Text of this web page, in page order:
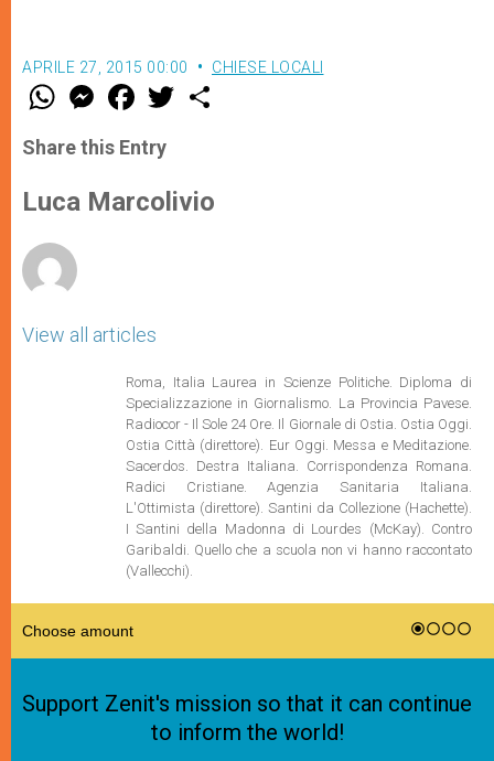
APRILE 27, 2015 00:00 CHIESE LOCALI
W
t
s
p
p
M
e
s
e
g
e
F
a
e
b
o
k
w
r
Share this Entry
Luca Marcolivio
View all articles
Roma, Italia Laurea in Scienze Politiche. Diploma di
Specializzazione in Giornalismo. La Provincia Pavese.
Radiocor - Il Sole 24 Ore. Il Giornale di Ostia. Ostia Oggi.
Ostia Città (direttore). Eur Oggi. Messa e Meditazione.
Sacerdos. Destra Italiana. Corrispondenza Romana.
Radici Cristiane. Agenzia Sanitaria Italiana.
L'Ottimista (direttore). Santini da Collezione (Hachette).
I Santini della Madonna di Lourdes (McKay). Contro
Garibaldi. Quello che a scuola non vi hanno raccontato
(Vallecchi).